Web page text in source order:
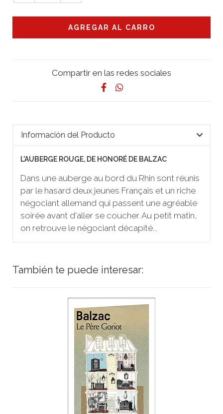
Compartir en las redes sociales
Información del Producto
L'AUBERGE ROUGE, DE HONORÉ DE BALZAC
Dans une auberge au bord du Rhin sont réunis
par le hasard deux jeunes Français et un riche
négociant allemand qui passent une agréable
soirée avant d'aller se coucher. Au petit matin,
on retrouve le négociant décapité...
También te puede interesar: